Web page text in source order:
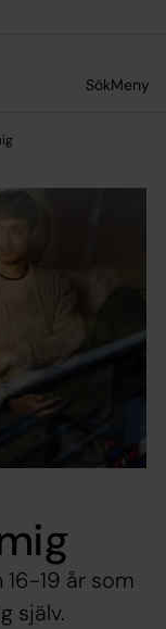
SökMeny
19 år som
själv.